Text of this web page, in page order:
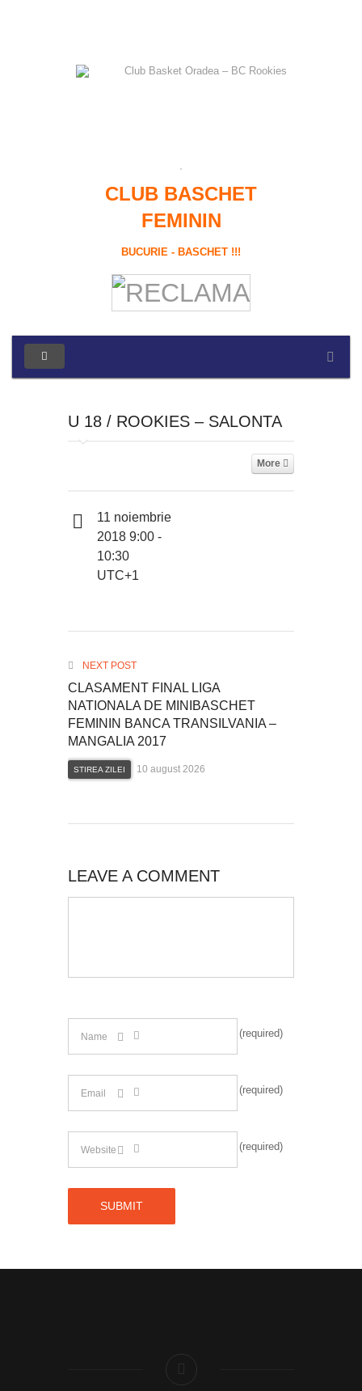
CLUB BASCHET
FEMININ
BUCURIE - BASCHET !!!
U 18 / ROOKIES – SALONTA
More
11 noiembrie
2018 9:00 -
10:30
UTC+1
NEXT POST
CLASAMENT FINAL LIGA
NATIONALA DE MINIBASCHET
FEMININ BANCA TRANSILVANIA –
MANGALIA 2017
STIREA ZILEI 10 august 2026
LEAVE A COMMENT
(required)
(required)
(required)